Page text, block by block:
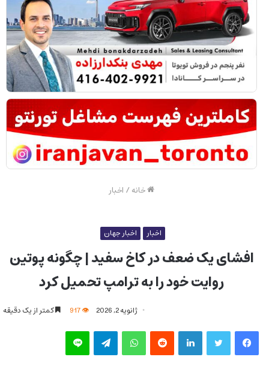
خانه/ اخبار
اخبار اخبار جهان
افشای یک ضعف در کاخ سفید | چگونه پوتین
روایت خود را به ترامپ تحمیل کرد
ژانویه 2, 2026 کمتر از یک دقیقه
فیس بوک توییتر لینکدین‫رددیت واتس آپ تلگرام لاین